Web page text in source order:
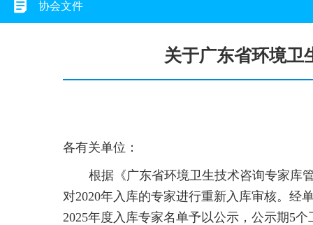
协会文件
关于广东省环境卫
各有关单位：
根据《广东省环境卫生技术咨询专家库
对2020年入库的专家进行重新入库审核。经
2025年度入库专家名单予以公示，公示期5